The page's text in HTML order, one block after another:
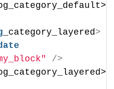
_category_layered>
/>